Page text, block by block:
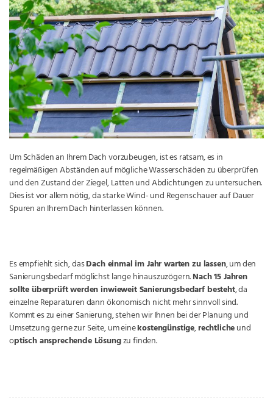
Um Schäden an Ihrem Dach vorzubeugen, ist es ratsam, es in
regelmäßigen Abständen auf mögliche Wasserschäden zu überprüfen
und den Zustand der Ziegel, Latten und Abdichtungen zu untersuchen.
Dies ist vor allem nötig, da starke Wind- und Regenschauer auf Dauer
Spuren an Ihrem Dach hinterlassen können.
Es empfiehlt sich, dasDach einmal im Jahr warten zu lassen, um den
Sanierungsbedarf möglichst lange hinauszuzögern.Nach 15 Jahren
sollte überprüft werden inwieweit Sanierungsbedarf besteht, da
einzelne Reparaturen dann ökonomisch nicht mehr sinnvoll sind.
Kommt es zu einer Sanierung, stehen wir Ihnen bei der Planung und
Umsetzung gerne zur Seite, um einekostengünstige,rechtlicheund
optisch ansprechende Lösungzu finden.